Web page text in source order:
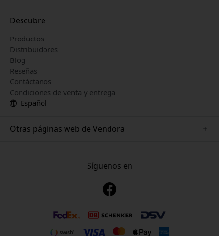
Descubre
Productos
Distribuidores
Blog
Reseñas
Contáctanos
Condiciones de venta y entrega
Español
Otras páginas web de Vendora
www.pipetto.se
Síguenos en